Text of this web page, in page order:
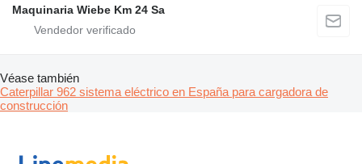
Maquinaria Wiebe Km 24 Sa
Véase también
Caterpillar 962 sistema eléctrico en España para cargadora de
construcción